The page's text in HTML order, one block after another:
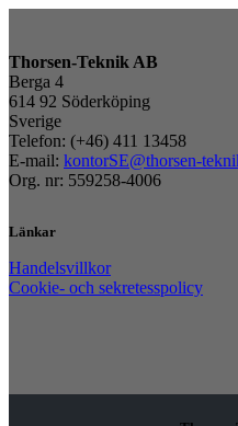
Thorsen-Teknik AB
Berga 4
614 92 Söderköping
Sverige
Telefon: (+46) 411 13458
E-mail: kontorSE@thorsen-
Org. nr: 559258-4006
Länkar
Handelsvillkor
Cookie- och sekretesspolicy